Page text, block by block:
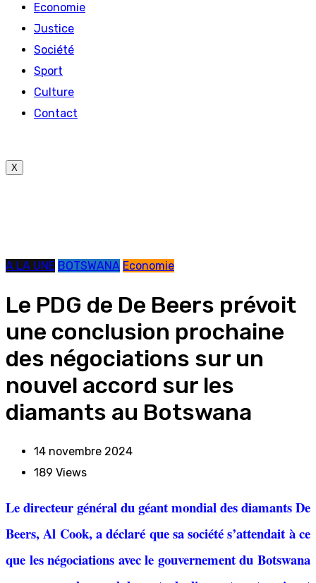
Economie
Justice
Société
Sport
Culture
Contact
X
A LA UNE BOTSWANA Economie
Le PDG de De Beers prévoit
une conclusion prochaine
des négociations sur un
nouvel accord sur les
diamants au Botswana
14 novembre 2024
189 Views
Le directeur général du géant mondial des diamants De
Beers, Al Cook, a déclaré que sa société s’attendait à ce
que les négociations avec le gouvernement du Botswana